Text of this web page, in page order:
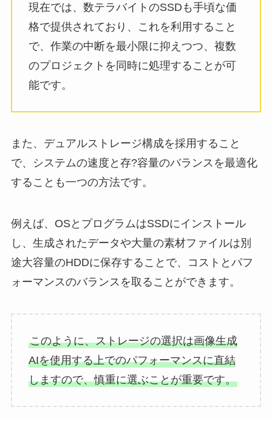
現在では、数テラバイトのSSDも手頃な価
格で提供されており、これを利用すること
で、作業の中断を最小限に抑えつつ、複数
のプロジェクトを同時に処理することが可
能です。
また、デュアルストレージ構成を採用すること
で、システムの速度と存?容量のバランスを最適化
することも一つの方法です。
例えば、OSとプログラムはSSDにインストール
し、生成されたデータや大量の素材ファイルは別
途大容量のHDDに保存することで、コストとパフ
ォーマンスのバランスを取ることができます。
このように、ストレージの選択は画像生成
AIを使用する上でのパフォーマンスに直結
しますので、慎重に選ぶことが重要です。